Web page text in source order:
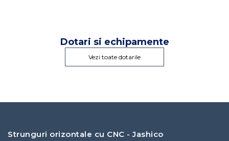
Dotari si echipamente
Vezi toate dotarile
Strunguri orizontale cu CNC - Jashico